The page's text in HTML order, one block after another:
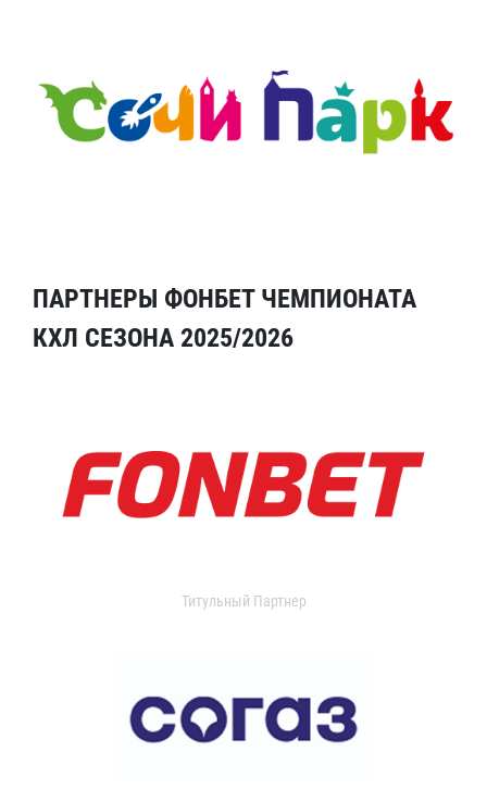
ПАРТНЕРЫ ФОНБЕТ ЧЕМПИОНАТА
КХЛ СЕЗОНА 2025/2026
Титульный Партнер